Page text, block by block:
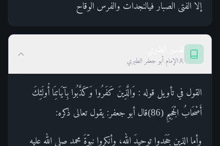
إلا الفتى الصبار فيالنجدات والفرس الوقاح
الإمام أبو جعفر الطبري
القول في تأويل قوله : وَالَّذِينَ كَفَرُوا وَكَذَّبُوا بِآيَاتِنَا أُولَئِكَ
أَصْحَابُ الْجَحِيمِ (86)قال أبو جعفر: يقول تعالى ذكره:
وأما الذين جَحَدوا توحيدَ الله، وأنكروا نبوّةَ محمد صلى الله عليه